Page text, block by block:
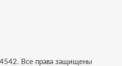
Все права защищены